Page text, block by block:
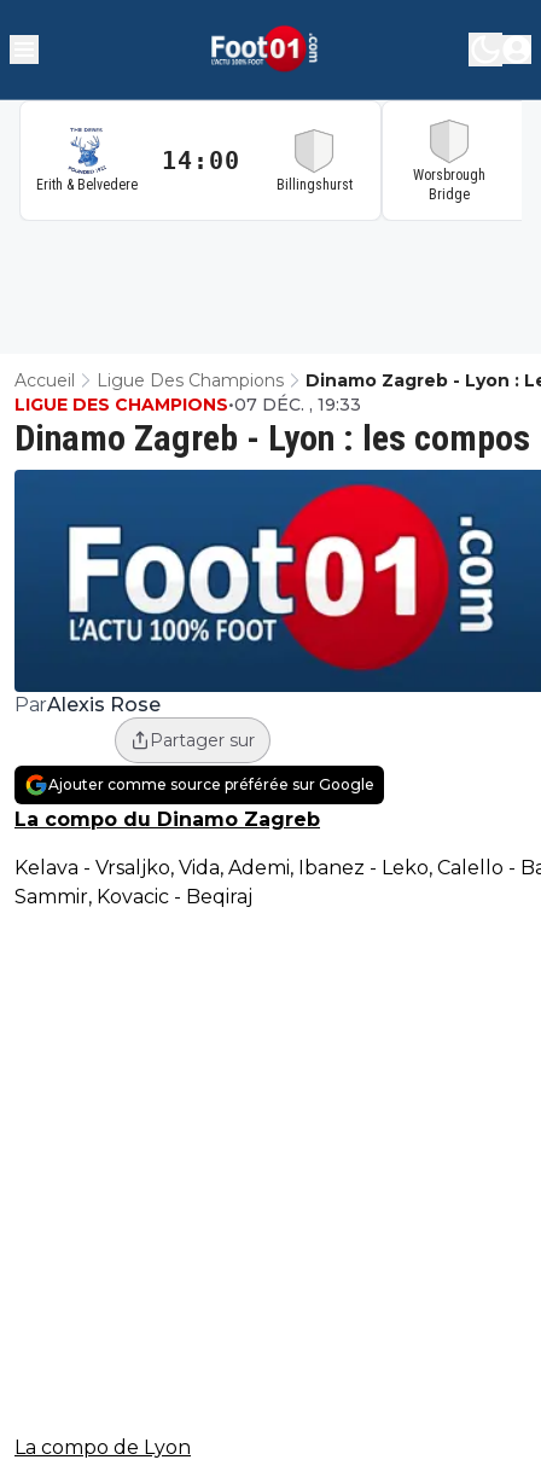
Erith & Belvedere
14:00
Billingshurst
Worsbrough
Bridge
Accueil Ligue Des Champions
Dinamo Zagreb - Lyon :
Compos
Dinamo Zagreb - Lyon : les compos
LIGUE DES CHAMPIONS•07 DÉC. , 19:33
ParAlexis Rose
Partager sur
Ajouter comme source préférée sur Google
La compo du Dinamo Zagreb
Kelava - Vrsaljko, Vida, Ademi, Ibanez - Leko, Calello -
Sammir, Kovacic - Beqiraj
La compo de Lyon